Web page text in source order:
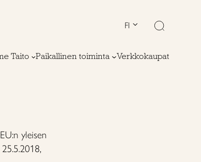
FI
Taito Paikallinen toiminta Verkkokaupat
yleisen